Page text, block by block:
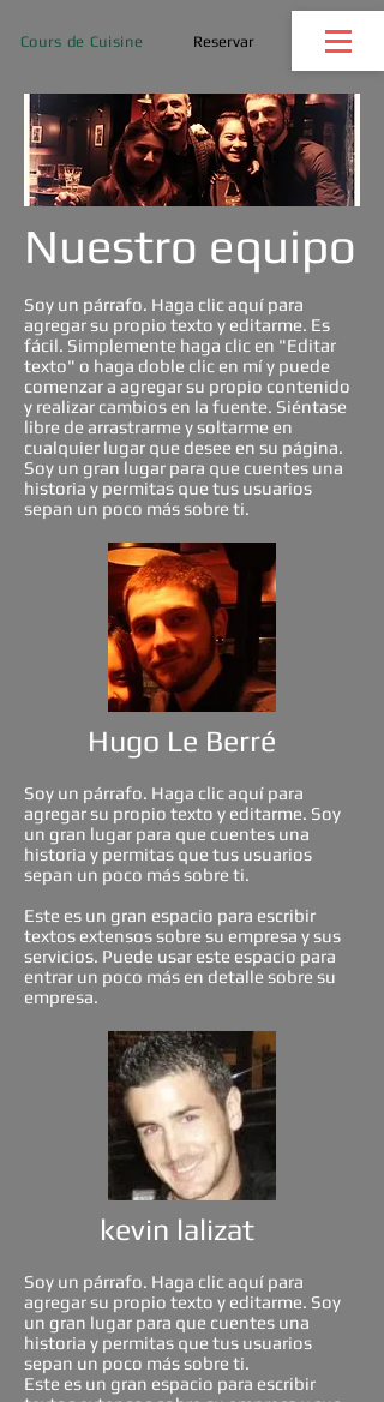
Reservar
Cours de Cuisine
Nuestro equipo
Soy un párrafo. Haga clic aquí para
agregar su propio texto y editarme. Es
fácil. Simplemente haga clic en "Editar
texto" o haga doble clic en mí y puede
comenzar a agregar su propio contenido
y realizar cambios en la fuente. Siéntase
libre de arrastrarme y soltarme en
cualquier lugar que desee en su página.
Soy un gran lugar para que cuentes una
historia y permitas que tus usuarios
sepan un poco más sobre ti.
Hugo Le Berré
Soy un párrafo. Haga clic aquí para
agregar su propio texto y editarme. Soy
un gran lugar para que cuentes una
historia y permitas que tus usuarios
sepan un poco más sobre ti.
Este es un gran espacio para escribir
textos extensos sobre su empresa y sus
servicios. Puede usar este espacio para
entrar un poco más en detalle sobre su
empresa.
kevin lalizat
Soy un párrafo. Haga clic aquí para
agregar su propio texto y editarme. Soy
un gran lugar para que cuentes una
historia y permitas que tus usuarios
sepan un poco más sobre ti.
Este es un gran espacio para escribir